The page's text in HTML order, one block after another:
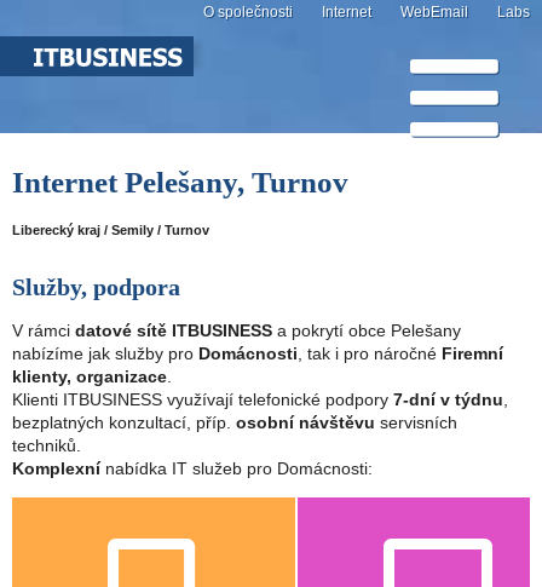
O společnosti Internet WebEmail Labs
Internet Pelešany, Turnov
Liberecký kraj / Semily / Turnov
Služby, podpora
V rámci datové sítě ITBUSINESS a pokrytí obce Pelešany
nabízíme jak služby pro Domácnosti , tak i pro náročné Firemní
klienty, organizace
Klienti ITBUSINESS využívají telefonické podpory 7-dní v týdnu
bezplatných konzultací, příp. osobní návštěvu servisních
techniků.
Komplexnínabídka IT služeb pro Domácnosti: